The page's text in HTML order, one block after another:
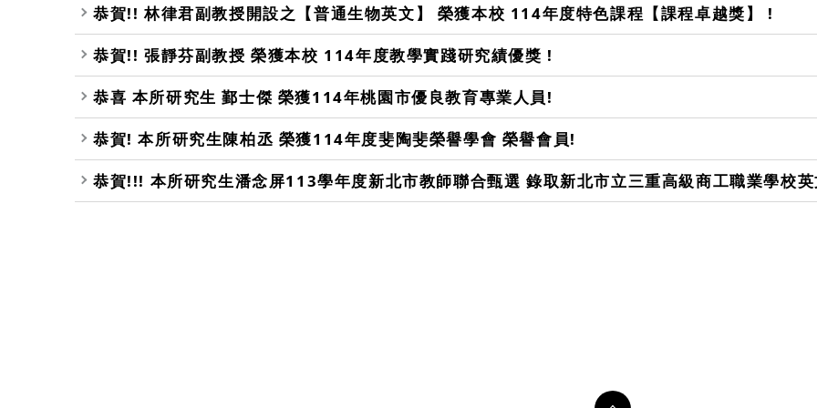
恭賀!! 林律君副教授開設之【普通生物英文】 榮獲本校 114年度特色課程【課程卓越獎】 !
恭賀!! 張靜芬副教授 榮獲本校 114年度教學實踐研究績優獎 !
恭喜 本所研究生 鄞士傑 榮獲114年桃園市優良教育專業人員!
恭賀! 本所研究生陳柏丞 榮獲114年度斐陶斐榮譽學會 榮譽會員!
恭賀!!! 本所研究生潘念屏113學年度新北市教師聯合甄選 錄取新北市立三重高級商工職業學校